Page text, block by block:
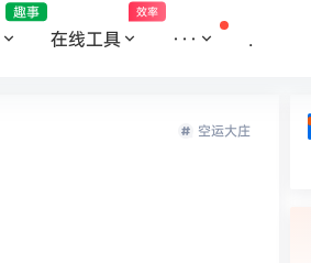
趣事
在线工具
效率
··· .
空运大庄